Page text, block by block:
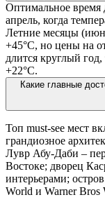
Оптимальное время
апрель, когда
Летние месяцы
+45°C, но цены на
длится круглый
+22°C.
Какие главные
Топ must-see мест
грандиозное
Лувр Абу-Даби –
Востоке; дворец
интерьерами;
World и Warner